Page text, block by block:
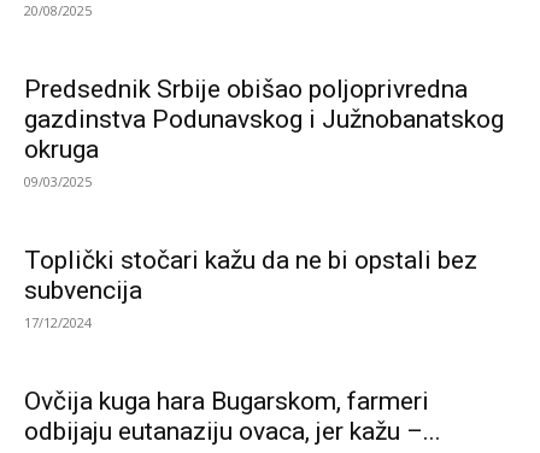
20/08/2025
Predsednik Srbije obišao poljoprivredna
gazdinstva Podunavskog i Južnobanatskog
okruga
09/03/2025
Toplički stočari kažu da ne bi opstali bez
subvencija
17/12/2024
Ovčija kuga hara Bugarskom, farmeri
odbijaju eutanaziju ovaca, jer kažu –...